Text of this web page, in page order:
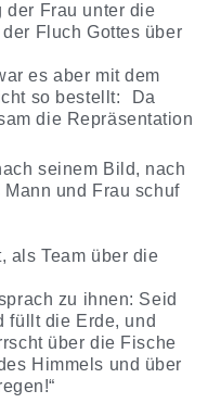
der Frau unter die
Fluch Gottes über
es aber mit dem
so bestellt: Da
die Repräsentation
seinem Bild, nach
und Frau schuf
als Team über die
zu ihnen: Seid
füllt die Erde, und
über die Fische
Himmels und über